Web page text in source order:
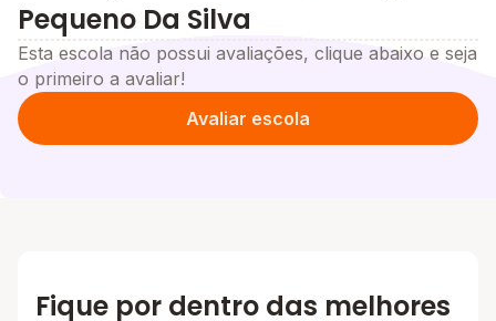
Pequeno Da Silva
Esta escola não possui avaliações, clique abaixo e seja
o primeiro a avaliar!
Avaliar escola
Fique por dentro das melhores